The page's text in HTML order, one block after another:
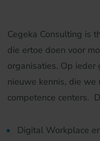
Cegeka Consulting is
die ertoe doen voor
organisaties. Op
nieuwe kennis, die we
competence centers.
Digital Workplace